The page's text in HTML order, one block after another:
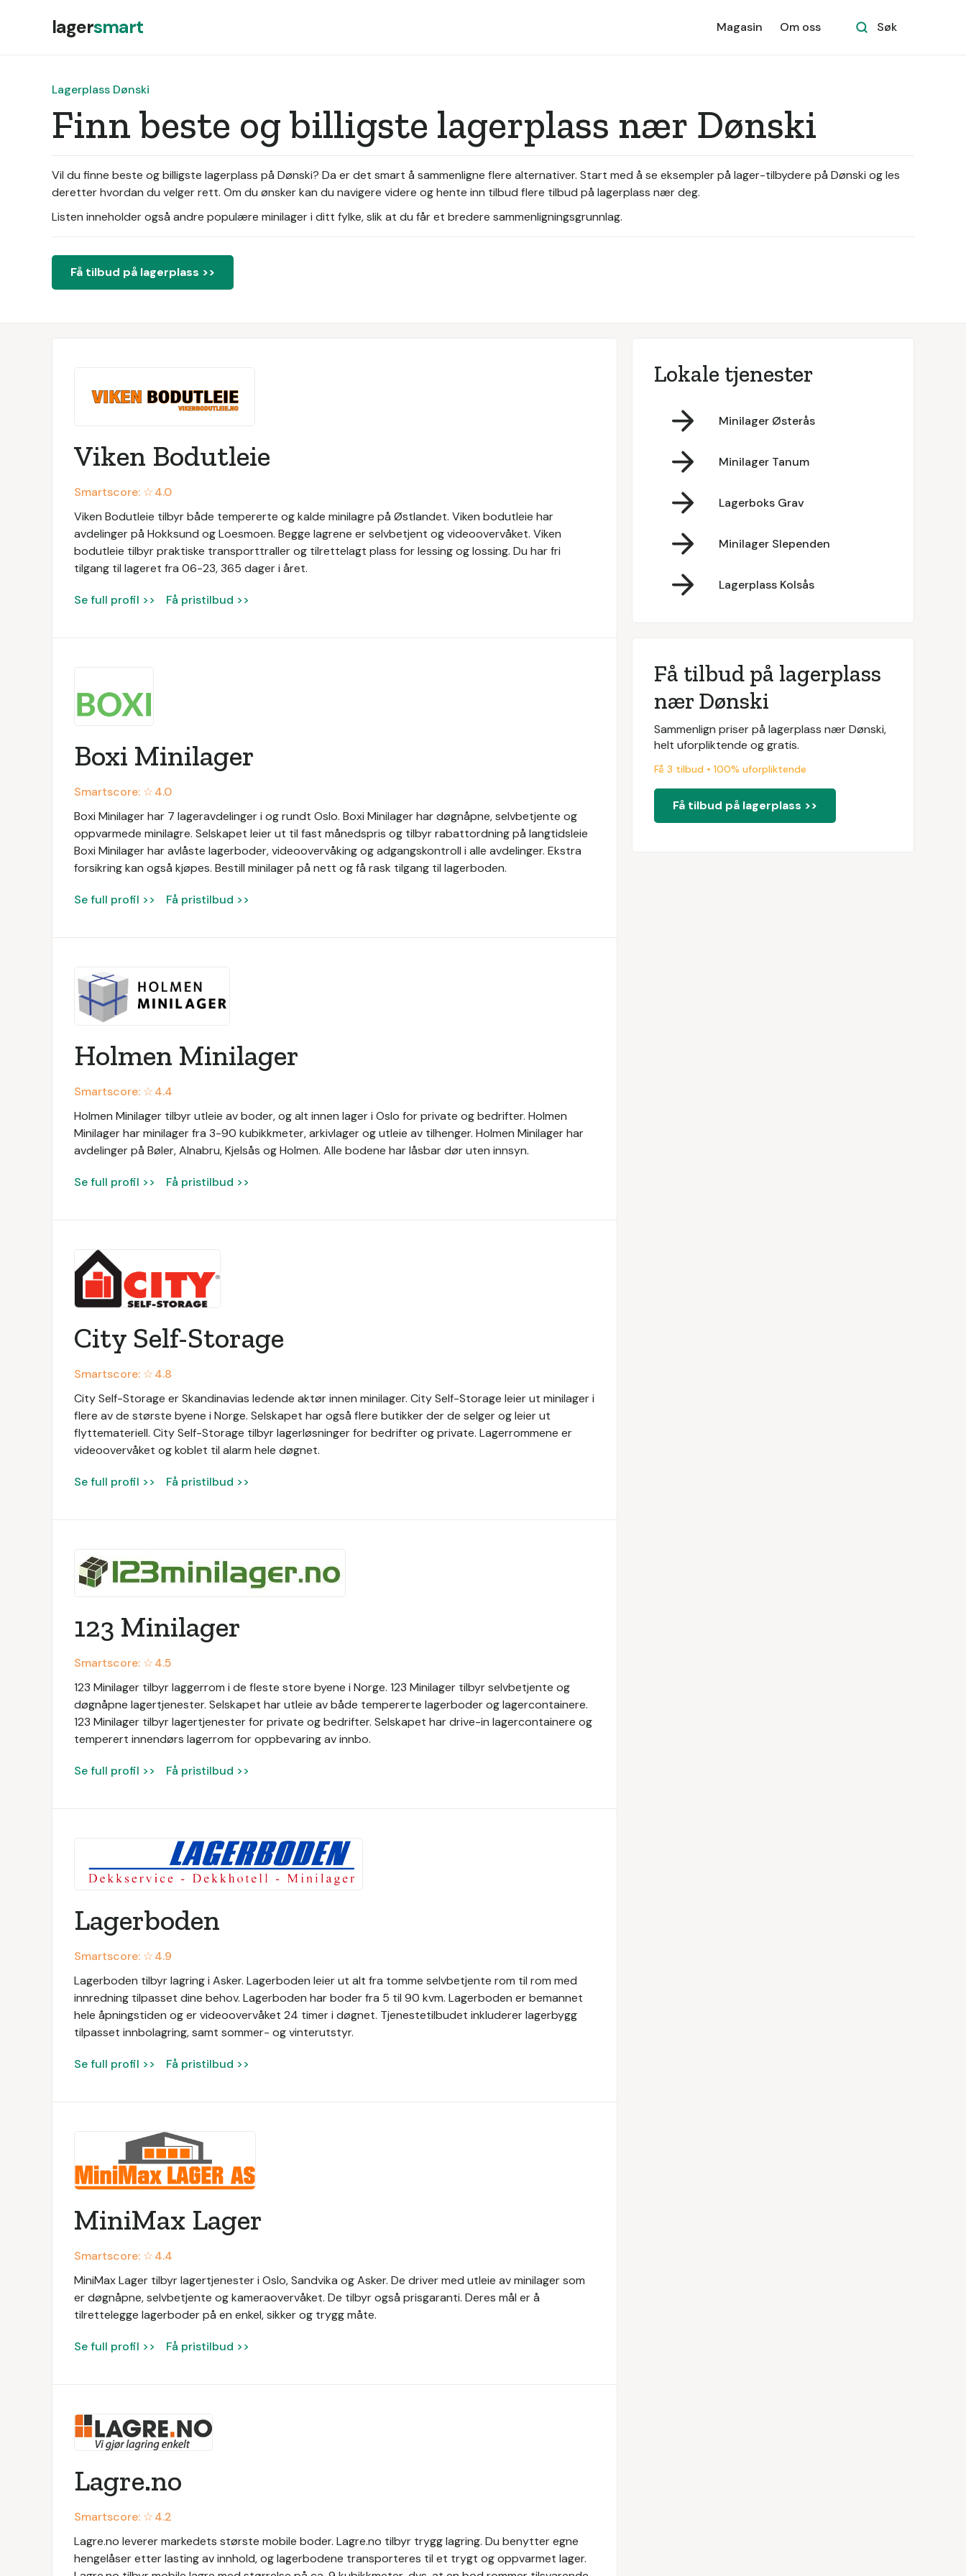
lagersmart Magasin Om oss Søk
Lagerplass Dønski
Finn beste og billigste lagerplass nær Dønski
Vil du finne beste og billigste lagerplass på Dønski? Da er det smart å sammenligne flere alternativer. Start med å se eksempler på lager-tilbydere på Dønski og les
deretter hvordan du velger rett. Om du ønsker kan du navigere videre og hente inn tilbud flere tilbud på lagerplass nær deg.
Listen inneholder også andre populære minilager i ditt fylke, slik at du får et bredere sammenligningsgrunnlag.
Få tilbud på lagerplass >>
Viken Bodutleie
Smartscore: ☆4.0
Viken Bodutleie tilbyr både tempererte og kalde minilagre på Østlandet. Viken bodutleie har
avdelinger på Hokksund og Loesmoen. Begge lagrene er selvbetjent og videoovervåket. Viken
bodutleie tilbyr praktiske transporttraller og tilrettelagt plass for lessing og lossing. Du har fri
tilgang til lageret fra 06-23, 365 dager i året.
Se full profil >> Få pristilbud >>
Boxi Minilager
Smartscore: ☆4.0
Boxi Minilager har 7 lageravdelinger i og rundt Oslo. Boxi Minilager har døgnåpne, selvbetjente og
oppvarmede minilagre. Selskapet leier ut til fast månedspris og tilbyr rabattordning på langtidsleie
Boxi Minilager har avlåste lagerboder, videoovervåking og adgangskontroll i alle avdelinger. Ekstra
forsikring kan også kjøpes. Bestill minilager på nett og få rask tilgang til lagerboden.
Se full profil >> Få pristilbud >>
Holmen Minilager
Smartscore: ☆4.4
Holmen Minilager tilbyr utleie av boder, og alt innen lager i Oslo for private og bedrifter. Holmen
Minilager har minilager fra 3-90 kubikkmeter, arkivlager og utleie av tilhenger. Holmen Minilager har
avdelinger på Bøler, Alnabru, Kjelsås og Holmen. Alle bodene har låsbar dør uten innsyn.
Se full profil >> Få pristilbud >>
City Self-Storage
Smartscore: ☆4.8
City Self-Storage er Skandinavias ledende aktør innen minilager. City Self-Storage leier ut minilager i
flere av de største byene i Norge. Selskapet har også flere butikker der de selger og leier ut
flyttemateriell. City Self-Storage tilbyr lagerløsninger for bedrifter og private. Lagerrommene er
videoovervåket og koblet til alarm hele døgnet.
Se full profil >> Få pristilbud >>
123 Minilager
Smartscore: ☆4.5
123 Minilager tilbyr laggerrom i de fleste store byene i Norge. 123 Minilager tilbyr selvbetjente og
døgnåpne lagertjenester. Selskapet har utleie av både tempererte lagerboder og lagercontainere.
123 Minilager tilbyr lagertjenester for private og bedrifter. Selskapet har drive-in lagercontainere og
temperert innendørs lagerrom for oppbevaring av innbo.
Se full profil >> Få pristilbud >>
Lagerboden
Smartscore: ☆4.9
Lagerboden tilbyr lagring i Asker. Lagerboden leier ut alt fra tomme selvbetjente rom til rom med
innredning tilpasset dine behov. Lagerboden har boder fra 5 til 90 kvm. Lagerboden er bemannet
hele åpningstiden og er videoovervåket 24 timer i døgnet. Tjenestetilbudet inkluderer lagerbygg
tilpasset innbolagring, samt sommer- og vinterutstyr.
Se full profil >> Få pristilbud >>
MiniMax Lager
Smartscore: ☆4.4
MiniMax Lager tilbyr lagertjenester i Oslo, Sandvika og Asker. De driver med utleie av minilager som
er døgnåpne, selvbetjente og kameraovervåket. De tilbyr også prisgaranti. Deres mål er å
tilrettelegge lagerboder på en enkel, sikker og trygg måte.
Se full profil >> Få pristilbud >>
Lagre.no
Smartscore: ☆4.2
Lagre.no leverer markedets største mobile boder. Lagre.no tilbyr trygg lagring. Du benytter egne
hengelåser etter lasting av innhold, og lagerbodene transporteres til et trygt og oppvarmet lager.
Lokale tjenester
Minilager Østerås
Minilager Tanum
Lagerboks Grav
Minilager Slependen
Lagerplass Kolsås
Få tilbud på lagerplass
nær Dønski
Sammenlign priser på lagerplass nær Dønski,
helt uforpliktende og gratis.
Få 3 tilbud • 100% uforpliktende
Få tilbud på lagerplass >>